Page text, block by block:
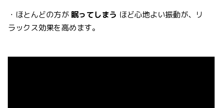
・ほとんどの方が 眠ってしまう ほど心地よい振動が、リ
ラックス効果を高めます。